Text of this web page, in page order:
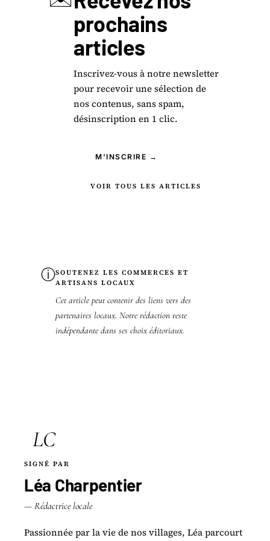
prochains
articles
Inscrivez-vous à notre newsletter
pour recevoir une sélection de
nos contenus, sans spam,
désinscription en 1 clic.
M'INSCRIRE →
VOIR TOUS LES ARTICLES
ⓘSOUTENEZ LES COMMERCES ET
ARTISANS LOCAUX
Cet article peut contenir des liens vers des
partenaires locaux. Notre rédaction reste
indépendante dans ses choix éditoriaux.
LC
SIGNÉ PAR
Léa Charpentier
— Rédactrice locale
Passionnée par la vie de nos villages, Léa parcourt